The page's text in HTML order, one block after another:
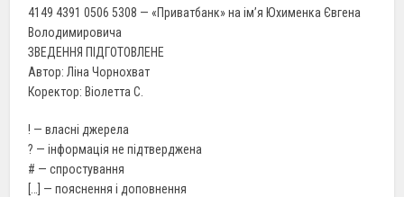
4149 4391 0506 5308 — «Приватбанк» на ім’я Юхименка Євгена
Володимировича
ЗВЕДЕННЯ ПІДГОТОВЛЕНЕ
Автор: Ліна Чорнохват
Коректор: Віолетта С.
! — власні джерела
? — інформація не підтверджена
# — спростування
[…] — пояснення і доповнення